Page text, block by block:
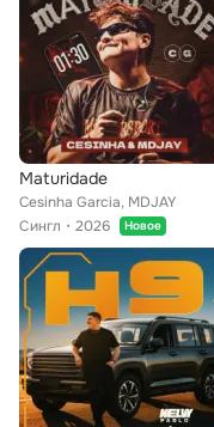
Maturidade
Cesinha Garcia, MDJAY
Сингл
2026 Новое